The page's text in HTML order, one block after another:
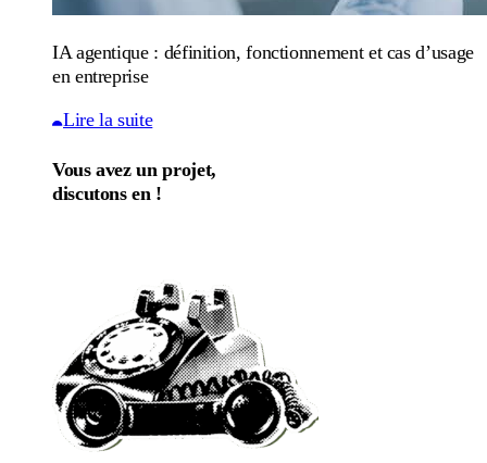
IA agentique : définition, fonctionnement et cas d’usage
en entreprise
Lire la suite
Vous avez un projet,
discutons en !